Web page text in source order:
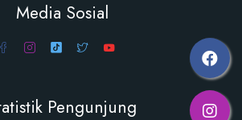
Media Sosial
Pengunjung